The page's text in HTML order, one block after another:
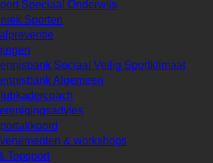
Speciaal Onderwijs
Sporten
Sociaal Veilig Sportklimaat
Algemeen
& workshops
Topsport